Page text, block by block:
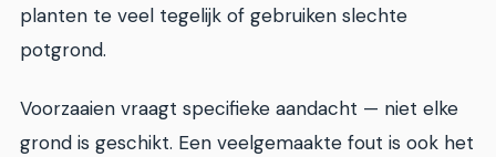
planten te veel tegelijk of gebruiken slechte
potgrond.
Voorzaaien vraagt specifieke aandacht — niet elke
grond is geschikt. Een veelgemaakte fout is ook het